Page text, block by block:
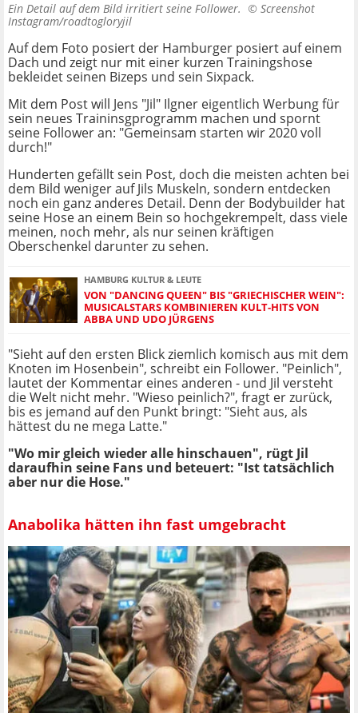
Ein Detail auf dem Bild irritiert seine Follower. © Screenshot
Instagram/roadtogloryjil
Auf dem Foto posiert der Hamburger posiert auf einem
Dach und zeigt nur mit einer kurzen Trainingshose
bekleidet seinen Bizeps und sein Sixpack.
Mit dem Post will Jens "Jil" Ilgner eigentlich Werbung für
sein neues Traininsgprogramm machen und spornt
seine Follower an: "Gemeinsam starten wir 2020 voll
durch!"
Hunderten gefällt sein Post, doch die meisten achten bei
dem Bild weniger auf Jils Muskeln, sondern entdecken
noch ein ganz anderes Detail. Denn der Bodybuilder hat
seine Hose an einem Bein so hochgekrempelt, dass viele
meinen, noch mehr, als nur seinen kräftigen
Oberschenkel darunter zu sehen.
HAMBURG KULTUR & LEUTE
VON "DANCING QUEEN" BIS "GRIECHISCHER WEIN":
MUSICALSTARS KOMBINIEREN KULT-HITS VON
ABBA UND UDO JÜRGENS
"Sieht auf den ersten Blick ziemlich komisch aus mit dem
Knoten im Hosenbein", schreibt ein Follower. "Peinlich",
lautet der Kommentar eines anderen - und Jil versteht
die Welt nicht mehr. "Wieso peinlich?", fragt er zurück,
bis es jemand auf den Punkt bringt: "Sieht aus, als
hättest du ne mega Latte."
"Wo mir gleich wieder alle hinschauen", rügt Jil
daraufhin seine Fans und beteuert: "Ist tatsächlich
aber nur die Hose."
Anabolika hätten ihn fast umgebracht